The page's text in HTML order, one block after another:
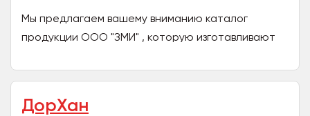
Мы предлагаем вашему вниманию каталог
продукции ООО "ЗМИ" , которую изготавливают
на самом современном...
ДорХан